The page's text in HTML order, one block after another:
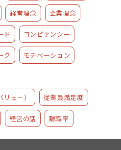
経営理念 企業理念
ド コンピテンシー
ク モチベーション
ュー） 従業員満足度
経営の話 離職率